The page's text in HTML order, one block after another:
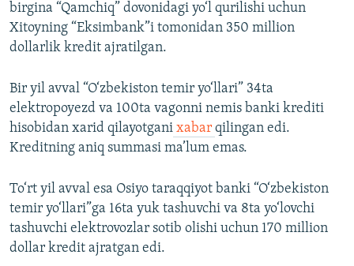
birgina “Qamchiq” dovonidagi yo‘l qurilishi uchun
Xitoyning “Eksimbank”i tomonidan 350 million
dollarlik kredit ajratilgan.
Bir yil avval “O‘zbekiston temir yo‘llari” 34ta
elektropoyezd va 100ta vagonni nemis banki krediti
hisobidan xarid qilayotgani xabar qilingan edi.
Kreditning aniq summasi ma’lum emas.
To‘rt yil avval esa Osiyo taraqqiyot banki “O‘zbekiston
temir yo‘llari”ga 16ta yuk tashuvchi va 8ta yo‘lovchi
tashuvchi elektrovozlar sotib olishi uchun 170 million
dollar kredit ajratgan edi.